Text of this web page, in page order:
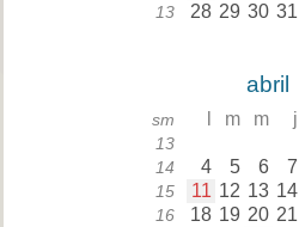
13 28 29 30 31
abril
sm m m j
13
14 4 5 6 7
15 11 12 13 14
16 18 19 20 21